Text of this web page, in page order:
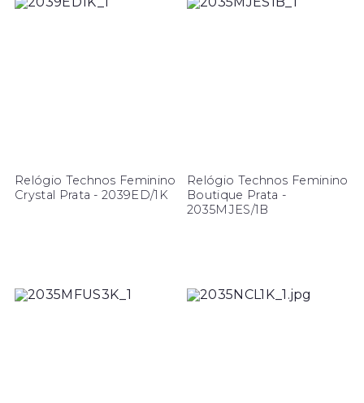
Relógio Technos Feminino
Crystal Prata - 2039ED/1K
Relógio Technos Feminino
Boutique Prata -
2035MJES/1B